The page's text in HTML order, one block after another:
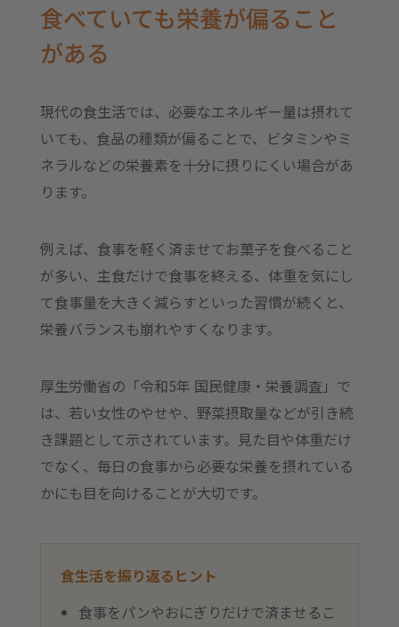
食べていても栄養が偏ること
がある
現代の食生活では、必要なエネルギー量は摂れて
いても、食品の種類が偏ることで、ビタミンやミ
ネラルなどの栄養素を十分に摂りにくい場合があ
ります。
例えば、食事を軽く済ませてお菓子を食べること
が多い、主食だけで食事を終える、体重を気にし
て食事量を大きく減らすといった習慣が続くと、
栄養バランスも崩れやすくなります。
厚生労働省の「令和5年 国民健康・栄養調査」で
は、若い女性のやせや、野菜摂取量などが引き続
き課題として示されています。見た目や体重だけ
でなく、毎日の食事から必要な栄養を摂れている
かにも目を向けることが大切です。
食生活を振り返るヒント
食事をパンやおにぎりだけで済ませるこ